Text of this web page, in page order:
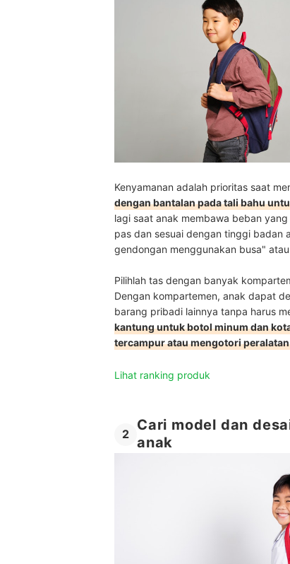
Kenyamanan adalah prioritas saat
dengan bantalan pada tali bahu
lagi saat anak membawa beban
pas dan sesuai dengan tinggi badan
gendongan menggunakan busa"
Pilihlah tas dengan banyak
Dengan kompartemen, anak dapat
barang pribadi lainnya tanpa harus
kantung untuk botol minum dan
tercampur atau mengotori
Lihat ranking produk
2
Cari model dan
anak